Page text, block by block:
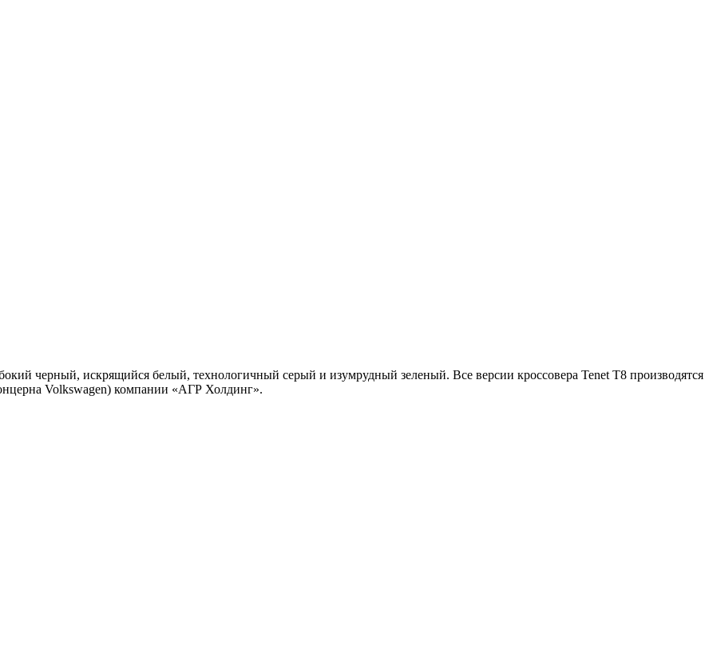
черный, искрящийся белый, технологичный серый и изумрудный зеленый. Все версии кроссовера Tenet T8 производятся
Volkswagen) компании «АГР Холдинг».